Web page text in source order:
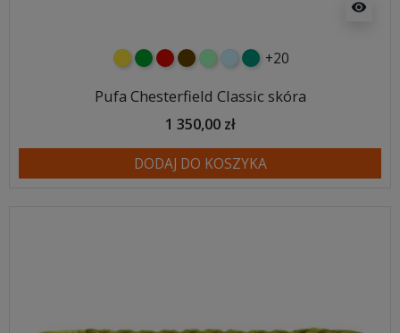
visibility
żółtyzielonyczerwony
czekoladowy
miętowybłękitny
turkusowy
+20
Pufa Chesterfield Classic skóra
1 350,00 zł
DODAJ DO KOSZYKA